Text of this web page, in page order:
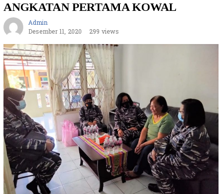
ANGKATAN PERTAMA KOWAL
Admin
Desember 11, 2020
299 views